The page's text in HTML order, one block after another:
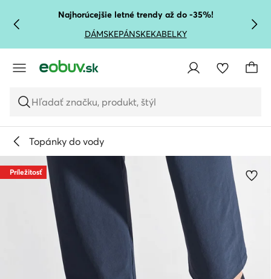
PREJSŤ NA HLAVNÝ OBSAH
PREJSŤ NA VYHĽADÁVANIE
Najhorúcejšie letné trendy až do -35%!
DÁMSKEPÁNSKEKABELKY
Hľadať značku, produkt, štýl
Topánky do vody
Príležitosť